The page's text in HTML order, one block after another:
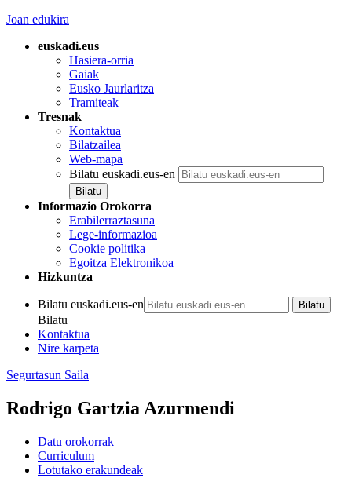
Joan edukira
euskadi.eus
Hasiera-orria
Gaiak
Eusko Jaurlaritza
Tramiteak
Tresnak
Kontaktua
Bilatzailea
Web-mapa
Bilatu euskadi.eus-en
Informazio Orokorra
Erabilerraztasuna
Lege-informazioa
Cookie politika
Egoitza Elektronikoa
Hizkuntza
Bilatu euskadi.eus-en
Bilatu
Kontaktua
Nire karpeta
Segurtasun Saila
Rodrigo Gartzia Azurmendi
Datu orokorrak
Curriculum
Lotutako erakundeak